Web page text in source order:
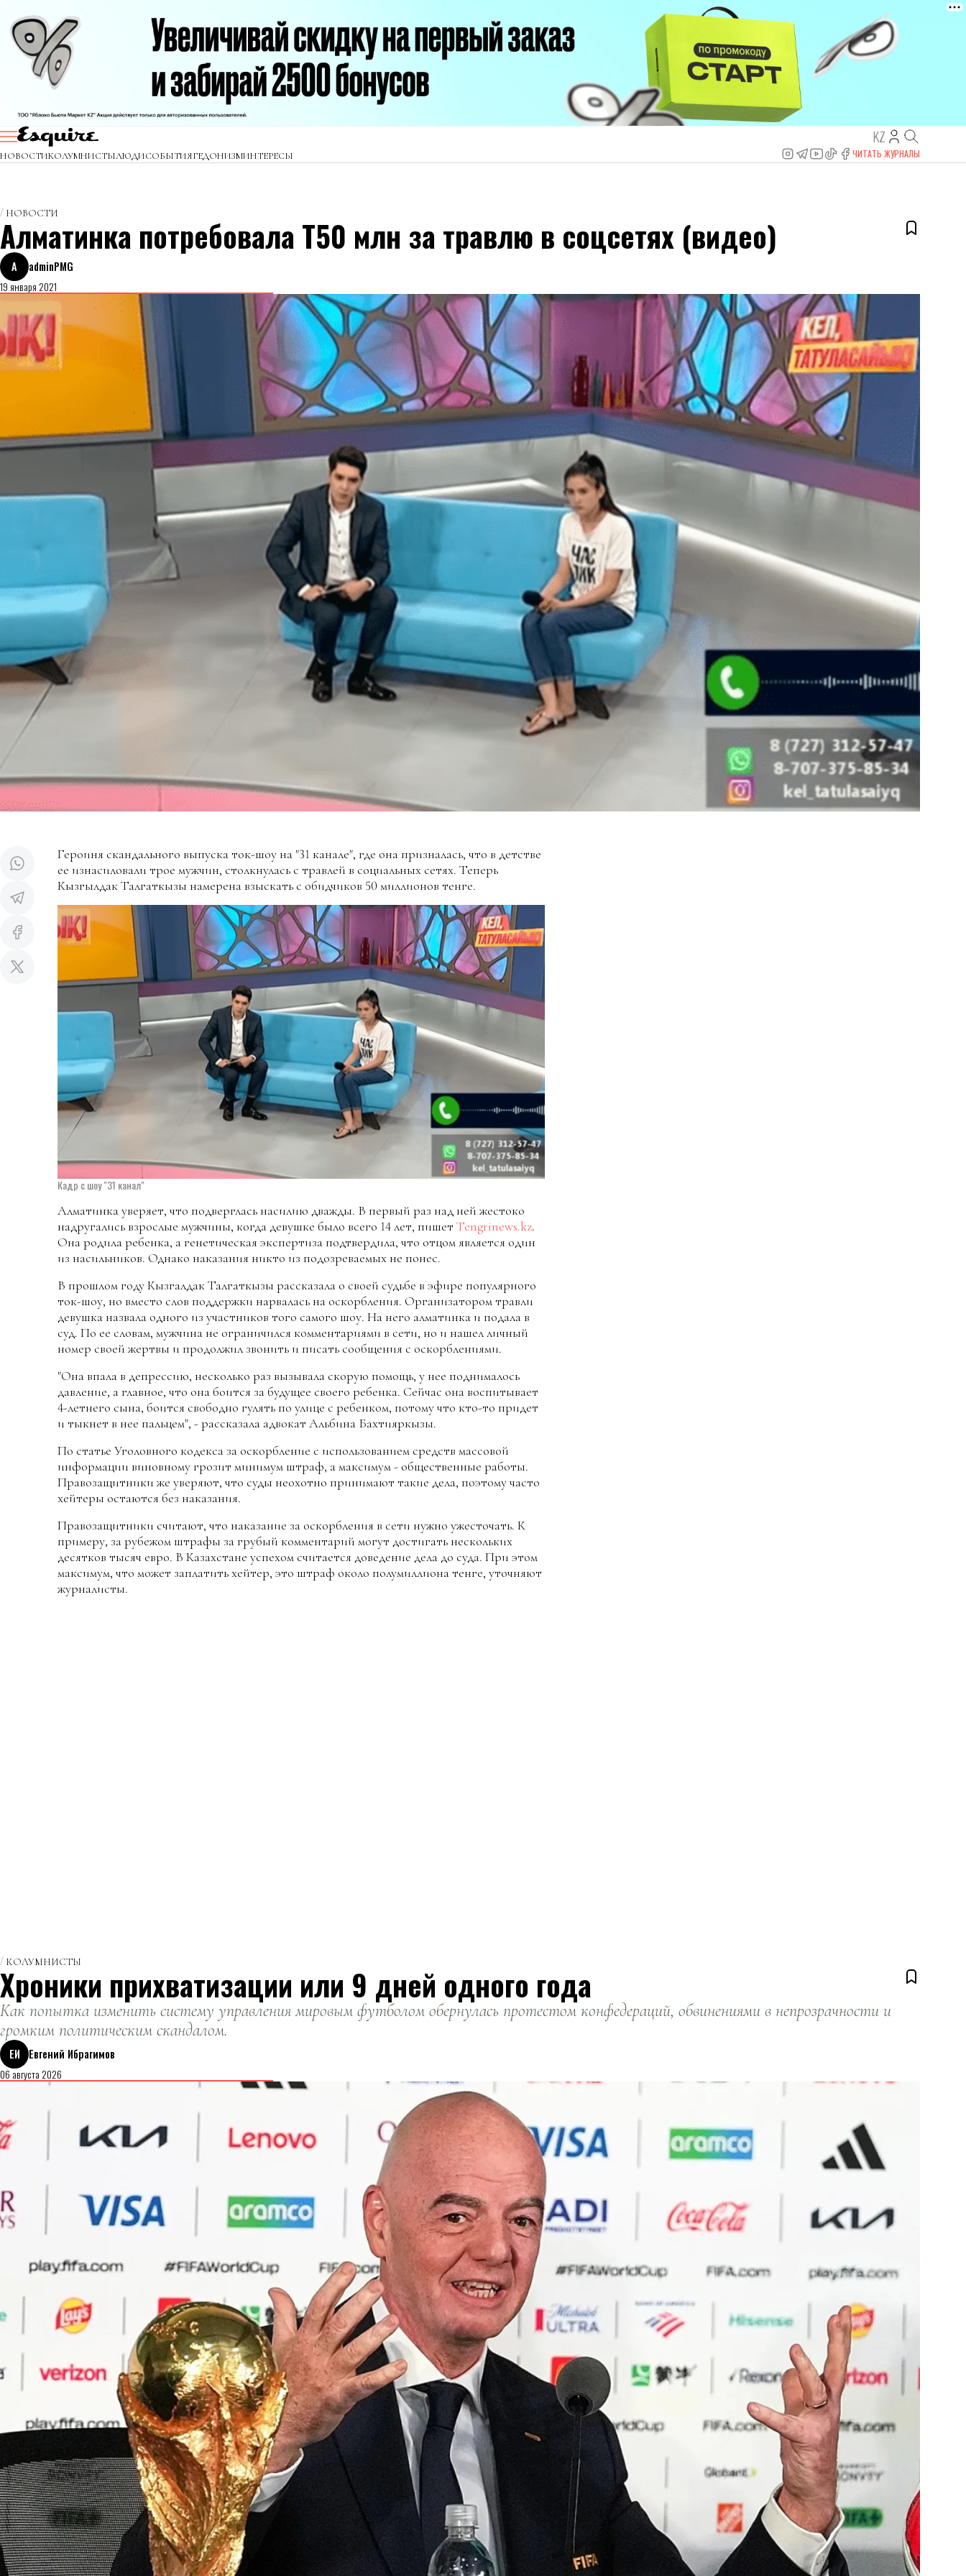
KZ
НОВОСТИКОЛУМНИСТЫЛЮДИСОБЫТИЯГЕДОНИЗМИНТЕРЕСЫ ЧИТАТЬ ЖУРНАЛЫ
НОВОСТИ
Алматинка потребовала Т50 млн за травлю в соцсетях (видео)
A
adminPMG
19 января 2021
Героиня скандального выпуска ток-шоу на "31 канале", где она призналась, что в детстве
ее изнасиловали трое мужчин, столкнулась с травлей в социальных сетях. Теперь
Кызгылдак Талгаткызы намерена взыскать с обидчиков 50 миллионов тенге.
Кадр с шоу "31 канал"
Алматинка уверяет, что подверглась насилию дважды. В первый раз над ней жестоко
надругались взрослые мужчины, когда девушке было всего 14 лет, пишет Tengrinews.kz.
Она родила ребенка, а генетическая экспертиза подтвердила, что отцом является один
из насильников. Однако наказания никто из подозреваемых не понес.
В прошлом году Кызгалдак Талгаткызы рассказала о своей судьбе в эфире популярного
ток-шоу, но вместо слов поддержки нарвалась на оскорбления. Организатором травли
девушка назвала одного из участников того самого шоу. На него алматинка и подала в
суд. По ее словам, мужчина не ограничился комментариями в сети, но и нашел личный
номер своей жертвы и продолжил звонить и писать сообщения с оскорблениями.
"Она впала в депрессию, несколько раз вызывала скорую помощь, у нее поднималось
давление, а главное, что она боится за будущее своего ребенка. Сейчас она воспитывает
4-летнего сына, боится свободно гулять по улице с ребенком, потому что кто-то придет
и тыкнет в нее пальцем", - рассказала адвокат Альбина Бахтияркызы.
По статье Уголовного кодекса за оскорбление с использованием средств массовой
информации виновному грозит минимум штраф, а максимум - общественные работы.
Правозащитники же уверяют, что суды неохотно принимают такие дела, поэтому часто
хейтеры остаются без наказания.
Правозащитники считают, что наказание за оскорбления в сети нужно ужесточать. К
примеру, за рубежом штрафы за грубый комментарий могут достигать нескольких
десятков тысяч евро. В Казахстане успехом считается доведение дела до суда. При этом
максимум, что может заплатить хейтер, это штраф около полумиллиона тенге, уточняют
журналисты.
КОЛУМНИСТЫ
Хроники прихватизации или 9 дней одного года
Как попытка изменить систему управления мировым футболом обернулась протестом конфедераций, обвинениями в непрозрачности и
громким политическим скандалом.
ЕИ
Евгений Ибрагимов
06 августа 2026